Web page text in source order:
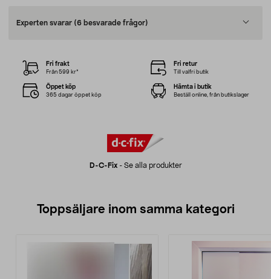
Experten svarar (6 besvarade frågor)
D-C-Fix- Se alla produkter
Fri frakt
Från 599 kr*
Fri retur
Till valfri butik
Öppet köp
365 dagar öppet köp
Hämta i butik
Beställ online, från butikslager
Toppsäljare inom samma kategori